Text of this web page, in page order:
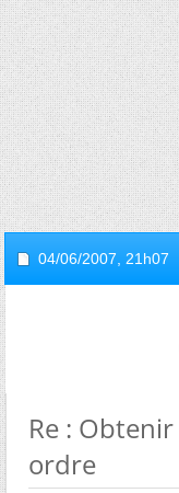
04/06/2007, 21h07
Re :
ordre